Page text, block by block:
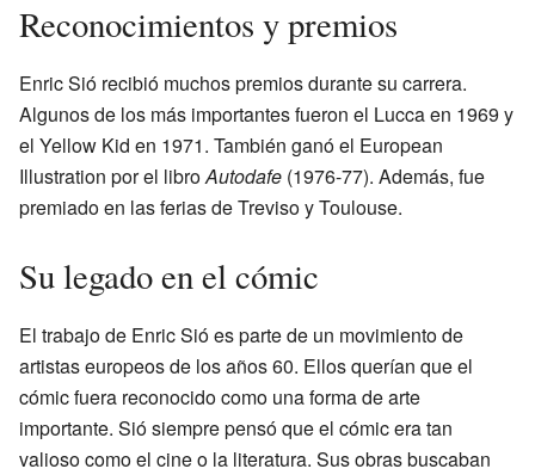
Reconocimientos y premios
Enric Sió recibió muchos premios durante su carrera.
Algunos de los más importantes fueron el Lucca en 1969 y
el Yellow Kid en 1971. También ganó el European
Illustration por el libroAutodafe (1976-77). Además, fue
premiado en las ferias de Treviso y Toulouse.
Su legado en el cómic
El trabajo de Enric Sió es parte de un movimiento de
artistas europeos de los años 60. Ellos querían que el
cómic fuera reconocido como una forma de arte
importante. Sió siempre pensó que el cómic era tan
valioso como el cine o la literatura. Sus obras buscaban